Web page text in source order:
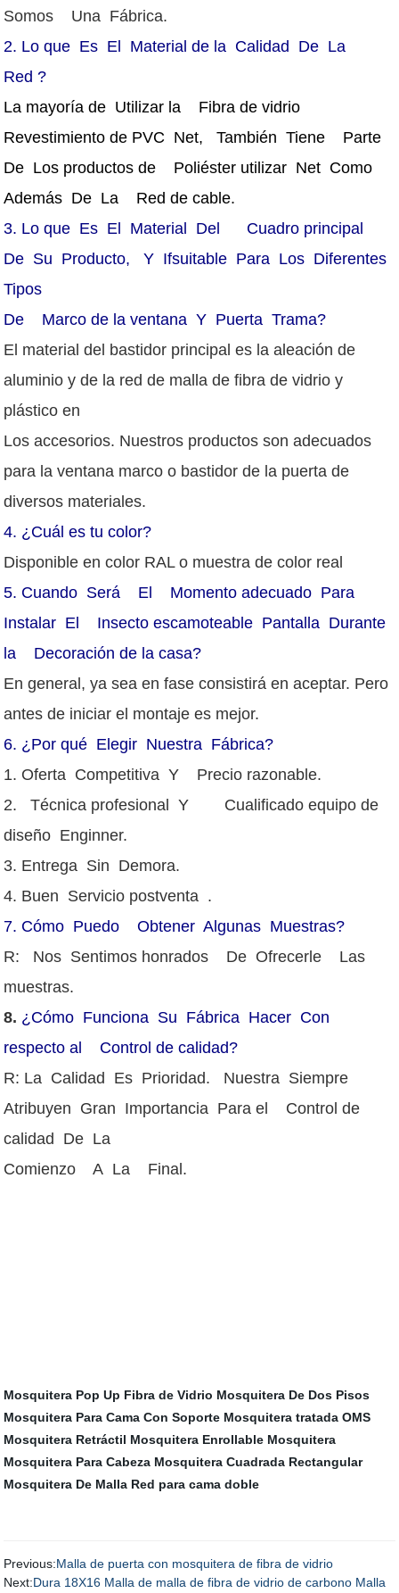
Somos Una Fábrica.
2. Lo que Es El Material de la Calidad De La
Red ?
La mayoría de Utilizar la Fibra de vidrio
Revestimiento de PVC Net, También Tiene Parte
De Los productos de Poliéster utilizar Net Como
Además De La Red de cable.
3. Lo que Es El Material Del Cuadro principal
De Su Producto, Y Ifsuitable Para Los Diferentes
Tipos
De Marco de la ventana Y Puerta Trama?
El material del bastidor principal es la aleación de
aluminio y de la red de malla de fibra de vidrio y
plástico en
Los accesorios. Nuestros productos son adecuados
para la ventana marco o bastidor de la puerta de
diversos materiales.
4. ¿Cuál es tu color?
Disponible en color RAL o muestra de color real
5. Cuando Será El Momento adecuado Para
Instalar El Insecto escamoteable Pantalla Durante
la Decoración de la casa?
En general, ya sea en fase consistirá en aceptar. Pero
antes de iniciar el montaje es mejor.
6. ¿Por qué Elegir Nuestra Fábrica?
1. Oferta Competitiva Y Precio razonable.
2. Técnica profesional Y Cualificado equipo de
diseño Enginner.
3. Entrega Sin Demora.
4. Buen Servicio postventa .
7. Cómo Puedo Obtener Algunas Muestras?
R: Nos Sentimos honrados De Ofrecerle Las
muestras.
8. ¿Cómo Funciona Su Fábrica Hacer Con
respecto al Control de calidad?
R: La Calidad Es Prioridad. Nuestra Siempre
Atribuyen Gran Importancia Para el Control de
calidad De La
Comienzo A La Final.
Mosquitera Pop Up Fibra de Vidrio Mosquitera De Dos Pisos
Mosquitera Para Cama Con Soporte Mosquitera tratada OMS
Mosquitera Retráctil Mosquitera Enrollable Mosquitera
Mosquitera Para Cabeza Mosquitera Cuadrada Rectangular
Mosquitera De Malla Red para cama doble
Previous:Malla de puerta con mosquitera de fibra de vidrio
Next:Dura 18X16 Malla de malla de fibra de vidrio de carbono Malla